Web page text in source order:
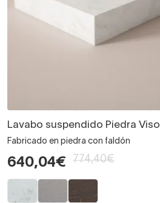
Lavabo suspendido Piedra Viso
Fabricado en piedra con faldón
640,04€ 774,40€